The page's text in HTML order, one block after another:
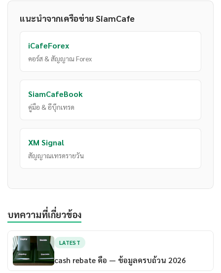
แนะนำจากเครือข่าย SiamCafe
iCafeForex
คอร์ส & สัญญาณ Forex
SiamCafeBook
คู่มือ & อีบุ๊กเทรด
XM Signal
สัญญาณเทรดรายวัน
บทความที่เกี่ยวข้อง
LATEST
cash rebate คือ — ข้อมูลครบถ้วน 2026